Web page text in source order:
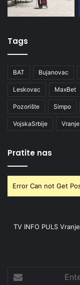
Tags
BAT Bujanovac
Leskovac MaxBet
Pozorište Simpo
VojskaSrbije Vranje
Pratite nas
Error Can not Get
TV INFO PULS
your